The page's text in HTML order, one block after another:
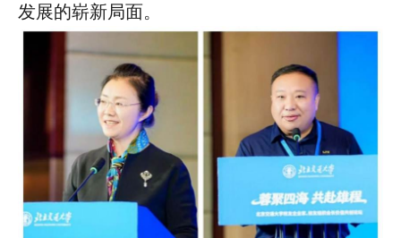
发展的崭新局面。